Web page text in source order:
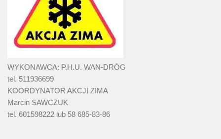
WYKONAWCA: P.H.U. WAN-DRÓG
tel. 511936699
KOORDYNATOR AKCJI ZIMA
Marcin SAWCZUK
tel. 601598222 lub 58 685-83-86